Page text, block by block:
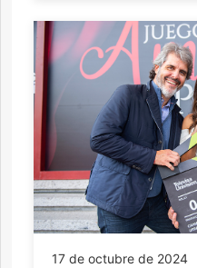
17 de octubre de 2024